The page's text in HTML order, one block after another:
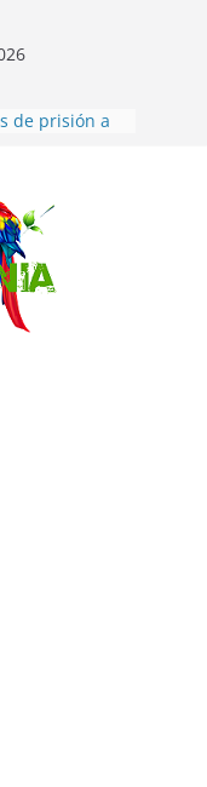
de prisión a
de
de Chile
de
reina por
una alerta